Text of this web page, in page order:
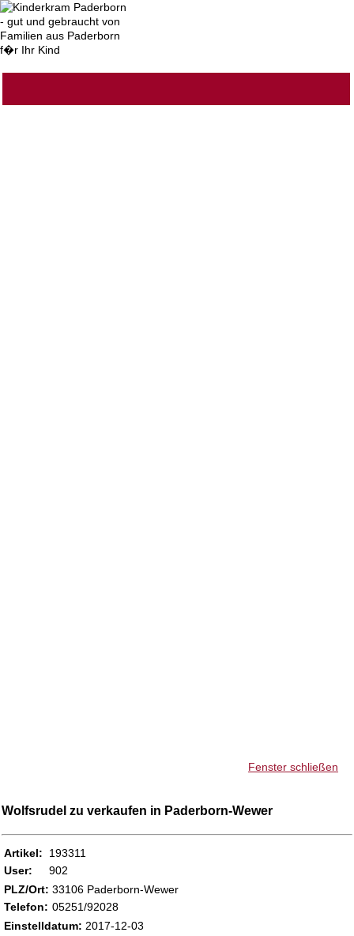
Fenster schließen
Wolfsrudel zu verkaufen in Paderborn-Wewer
Artikel:
193311
User:
902
PLZ/Ort: 33106 Paderborn-Wewer
Telefon: 05251/92028
Einstelldatum: 2017-12-03